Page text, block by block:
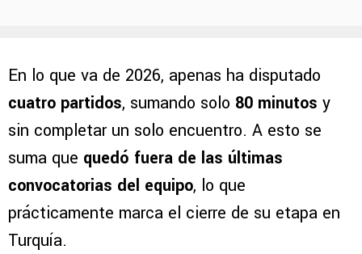
En lo que va de 2026, apenas ha disputado
cuatro partidos, sumando solo 80 minutos y
sin completar un solo encuentro. A esto se
suma que quedó fuera de las últimas
convocatorias del equipo, lo que
prácticamente marca el cierre de su etapa en
Turquía.